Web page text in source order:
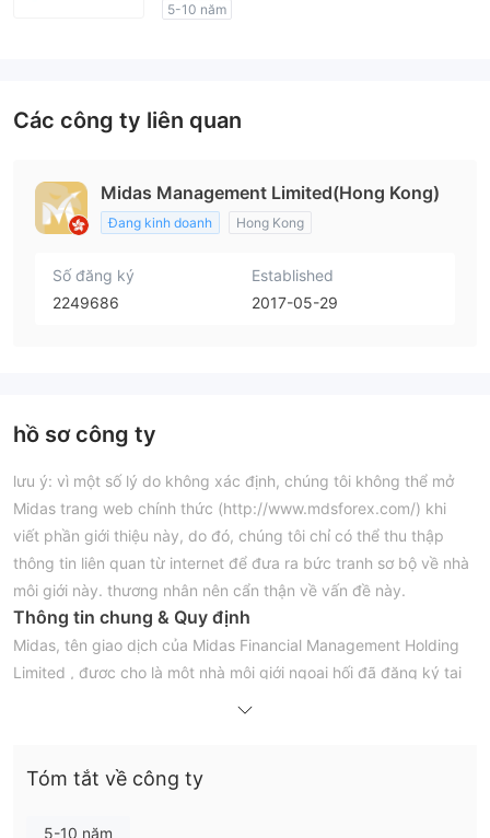
5-10 năm
Các công ty liên quan
Midas Management Limited(Hong Kong)
Đang kinh doanh Hong Kong
Số đăng ký
2249686
Established
2017-05-29
hồ sơ công ty
lưu ý: vì một số lý do không xác định, chúng tôi không thể mở
Midas trang web chính thức (http://www.mdsforex.com/) khi
viết phần giới thiệu này, do đó, chúng tôi chỉ có thể thu thập
thông tin liên quan từ internet để đưa ra bức tranh sơ bộ về nhà
môi giới này. thương nhân nên cẩn thận về vấn đề này.
Thông tin chung & Quy định
Midas, tên giao dịch của Midas Financial Management Holding
Limited , được cho là một nhà môi giới ngoại hối đã đăng ký tại
chúng tôi không thể có thêm thông tin chi tiết về tài sản giao
Tóm tắt về công ty
5-10 năm